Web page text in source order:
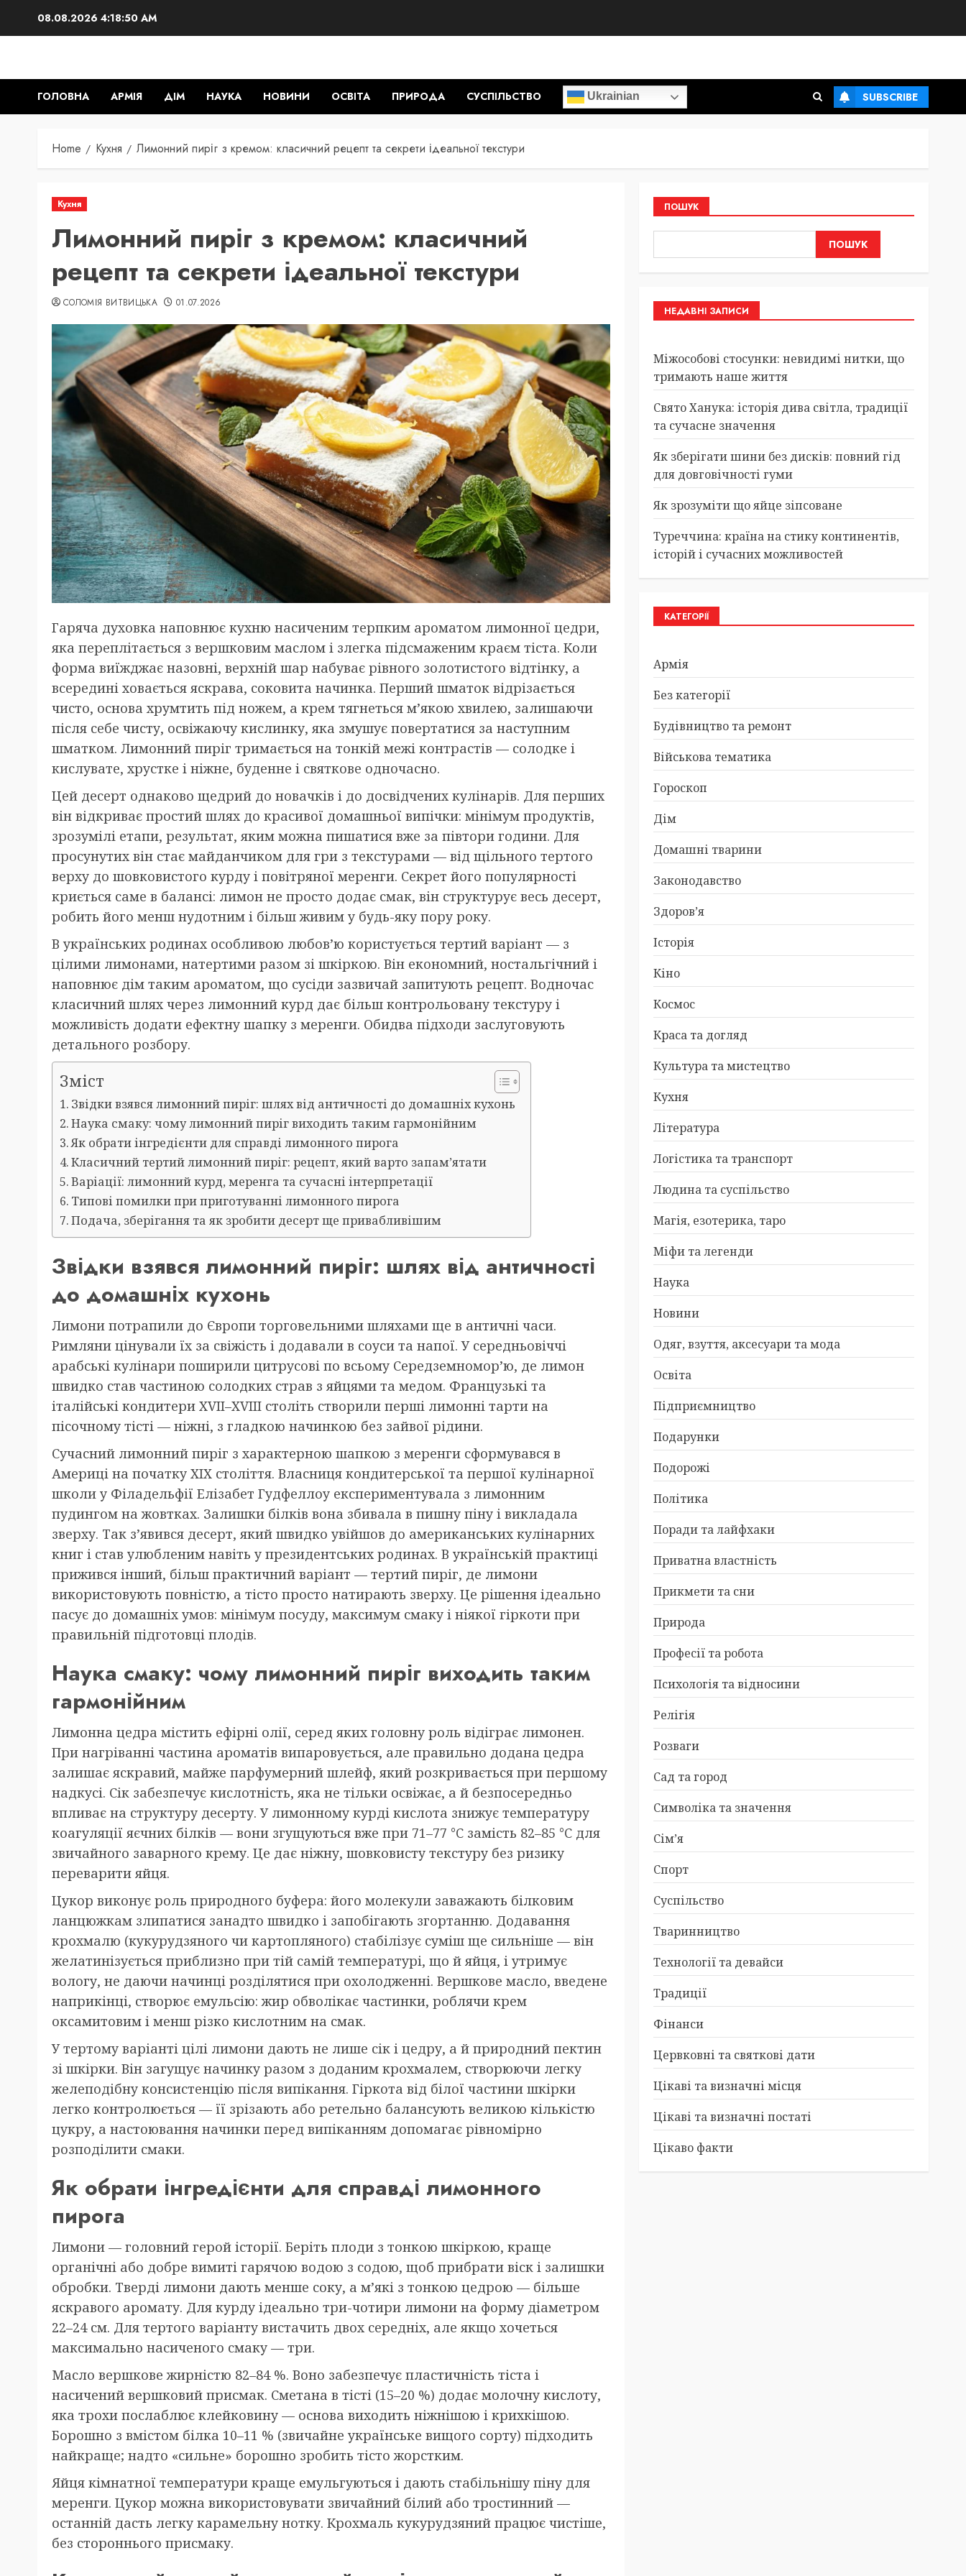
08.08.2026 4:18:51 AM
ГОЛОВНА АРМІЯ ДІМ НАУКА НОВИНИ ОСВІТА ПРИРОДА СУСПІЛЬСТВО Ukrainian SUBSCRIBE
Home Кухня Лимонний пиріг з кремом: класичний рецепт та секрети ідеальної текстури
Кухня
Лимонний пиріг з кремом: класичний
рецепт та секрети ідеальної текстури
СОЛОМІЯ ВИТВИЦЬКА 01.07.2026
Гаряча духовка наповнює кухню насиченим терпким ароматом лимонної цедри,
яка переплітається з вершковим маслом і злегка підсмаженим краєм тіста. Коли
форма виїжджає назовні, верхній шар набуває рівного золотистого відтінку, а
всередині ховається яскрава, соковита начинка. Перший шматок відрізається
чисто, основа хрумтить під ножем, а крем тягнеться м’якою хвилею, залишаючи
після себе чисту, освіжаючу кислинку, яка змушує повертатися за наступним
шматком. Лимонний пиріг тримається на тонкій межі контрастів — солодке і
кислувате, хрустке і ніжне, буденне і святкове одночасно.
Цей десерт однаково щедрий до новачків і до досвідчених кулінарів. Для перших
він відкриває простий шлях до красивої домашньої випічки: мінімум продуктів,
зрозумілі етапи, результат, яким можна пишатися вже за півтори години. Для
просунутих він стає майданчиком для гри з текстурами — від щільного тертого
верху до шовковистого курду і повітряної меренги. Секрет його популярності
криється саме в балансі: лимон не просто додає смак, він структурує весь десерт,
робить його менш нудотним і більш живим у будь-яку пору року.
В українських родинах особливою любов’ю користується тертий варіант — з
цілими лимонами, натертими разом зі шкіркою. Він економний, ностальгічний і
наповнює дім таким ароматом, що сусіди зазвичай запитують рецепт. Водночас
класичний шлях через лимонний курд дає більш контрольовану текстуру і
можливість додати ефектну шапку з меренги. Обидва підходи заслуговують
детального розбору.
Зміст
Звідки взявся лимонний пиріг: шлях від античності до домашніх кухонь
Наука смаку: чому лимонний пиріг виходить таким гармонійним
Як обрати інгредієнти для справді лимонного пирога
Класичний тертий лимонний пиріг: рецепт, який варто запам’ятати
Варіації: лимонний курд, меренга та сучасні інтерпретації
Типові помилки при приготуванні лимонного пирога
Подача, зберігання та як зробити десерт ще привабливішим
Звідки взявся лимонний пиріг: шлях від античності
до домашніх кухонь
Лимони потрапили до Європи торговельними шляхами ще в античні часи.
Римляни цінували їх за свіжість і додавали в соуси та напої. У середньовіччі
арабські кулінари поширили цитрусові по всьому Середземномор’ю, де лимон
швидко став частиною солодких страв з яйцями та медом. Французькі та
італійські кондитери XVII–XVIII століть створили перші лимонні тарти на
пісочному тісті — ніжні, з гладкою начинкою без зайвої рідини.
Сучасний лимонний пиріг з характерною шапкою з меренги сформувався в
Америці на початку XIX століття. Власниця кондитерської та першої кулінарної
школи у Філадельфії Елізабет Гудфеллоу експериментувала з лимонним
пудингом на жовтках. Залишки білків вона збивала в пишну піну і викладала
зверху. Так з’явився десерт, який швидко увійшов до американських кулінарних
книг і став улюбленим навіть у президентських родинах. В українській практиці
прижився інший, більш практичний варіант — тертий пиріг, де лимони
використовують повністю, а тісто просто натирають зверху. Це рішення ідеально
пасує до домашніх умов: мінімум посуду, максимум смаку і ніякої гіркоти при
правильній підготовці плодів.
Наука смаку: чому лимонний пиріг виходить таким
гармонійним
Лимонна цедра містить ефірні олії, серед яких головну роль відіграє лимонен.
При нагріванні частина ароматів випаровується, але правильно додана цедра
залишає яскравий, майже парфумерний шлейф, який розкривається при першому
надкусі. Сік забезпечує кислотність, яка не тільки освіжає, а й безпосередньо
впливає на структуру десерту. У лимонному курді кислота знижує температуру
коагуляції яєчних білків — вони згущуються вже при 71–77 °C замість 82–85 °C для
звичайного заварного крему. Це дає ніжну, шовковисту текстуру без ризику
переварити яйця.
Цукор виконує роль природного буфера: його молекули заважають білковим
ланцюжкам злипатися занадто швидко і запобігають згортанню. Додавання
крохмалю (кукурудзяного чи картопляного) стабілізує суміш ще сильніше — він
желатинізується приблизно при тій самій температурі, що й яйця, і утримує
вологу, не даючи начинці розділятися при охолодженні. Вершкове масло, введене
наприкінці, створює емульсію: жир обволікає частинки, роблячи крем
оксамитовим і менш різко кислотним на смак.
У тертому варіанті цілі лимони дають не лише сік і цедру, а й природний пектин
зі шкірки. Він загущує начинку разом з доданим крохмалем, створюючи легку
желеподібну консистенцію після випікання. Гіркота від білої частини шкірки
легко контролюється — її зрізають або ретельно балансують великою кількістю
цукру, а настоювання начинки перед випіканням допомагає рівномірно
розподілити смаки.
Як обрати інгредієнти для справді лимонного
пирога
Лимони — головний герой історії. Беріть плоди з тонкою шкіркою, краще
органічні або добре вимиті гарячою водою з содою, щоб прибрати віск і залишки
обробки. Тверді лимони дають менше соку, а м’які з тонкою цедрою — більше
яскравого аромату. Для курду ідеально три-чотири лимони на форму діаметром
22–24 см. Для тертого варіанту вистачить двох середніх, але якщо хочеться
максимально насиченого смаку — три.
Масло вершкове жирністю 82–84 %. Воно забезпечує пластичність тіста і
насичений вершковий присмак. Сметана в тісті (15–20 %) додає молочну кислоту,
яка трохи послаблює клейковину — основа виходить ніжнішою і крихкішою.
Борошно з вмістом білка 10–11 % (звичайне українське вищого сорту) підходить
найкраще; надто «сильне» борошно зробить тісто жорстким.
Яйця кімнатної температури краще емульгуються і дають стабільнішу піну для
меренги. Цукор можна використовувати звичайний білий або тростинний —
останній дасть легку карамельну нотку. Крохмаль кукурудзяний працює чистіше,
без стороннього присмаку.
ПОШУК
ПОШУК
НЕДАВНІ ЗАПИСИ
Міжособові стосунки: невидимі нитки, що
тримають наше життя
Свято Ханука: історія дива світла, традиції
та сучасне значення
Як зберігати шини без дисків: повний гід
для довговічності гуми
Як зрозуміти що яйце зіпсоване
Туреччина: країна на стику континентів,
історій і сучасних можливостей
КАТЕГОРІЇ
Армія
Без категорії
Будівництво та ремонт
Військова тематика
Гороскоп
Дім
Домашні тварини
Законодавство
Здоров’я
Історія
Кіно
Космос
Краса та догляд
Культура та мистецтво
Кухня
Література
Логістика та транспорт
Людина та суспільство
Магія, езотерика, таро
Міфи та легенди
Наука
Новини
Одяг, взуття, аксесуари та мода
Освіта
Підприємництво
Подарунки
Подорожі
Політика
Поради та лайфхаки
Приватна властність
Прикмети та сни
Природа
Професії та робота
Психологія та відносини
Релігія
Розваги
Сад та город
Символіка та значення
Сім’я
Спорт
Суспільство
Тваринництво
Технології та девайси
Традиції
Фінанси
Цервковні та святкові дати
Цікаві та визначні місця
Цікаві та визначні постаті
Цікаво факти